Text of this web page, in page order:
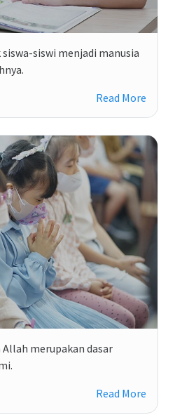
siswi menjadi manusia
Read More
merupakan dasar
Read More